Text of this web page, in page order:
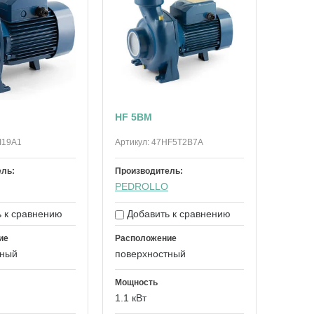
к сравнению
HF 5BM
Артикул: 47HF5T2B7A
Производитель:
PEDROLLO
Добавить к сравнению
Расположение
поверхностный
Мощность
1.1 кВт